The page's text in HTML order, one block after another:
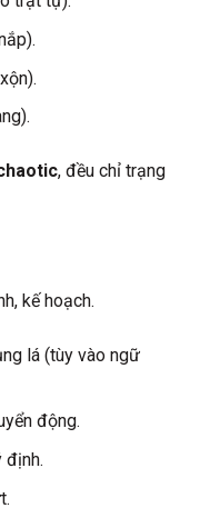
, đều chỉ trạng
kế hoạch.
lá (tùy vào ngữ
động.
định.